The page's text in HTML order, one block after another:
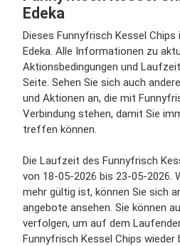
Edeka
Dieses Funnyfrisch Kessel
Edeka. Alle Informationen zu
Aktionsbedingungen und
Seite. Sehen Sie sich auch
und Aktionen an, die mit
Verbindung stehen, damit Sie
treffen können.
Die Laufzeit des Funnyfrisch
von 18-05-2026 bis 23-05-2026.
mehr gültig ist, können Sie sich
angebote ansehen. Sie können
verfolgen, um auf dem
Funnyfrisch Kessel Chips wieder